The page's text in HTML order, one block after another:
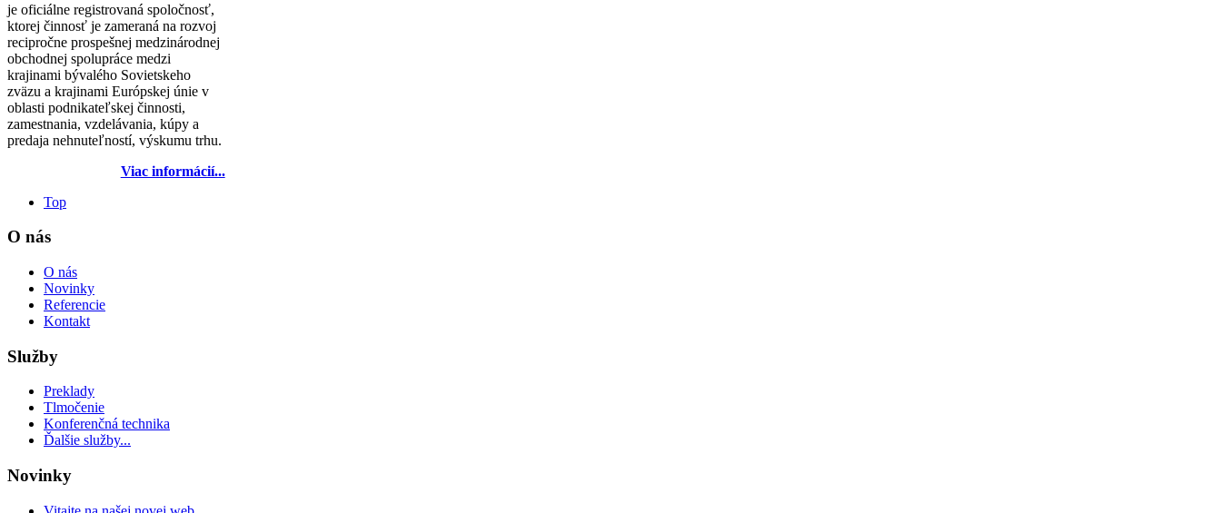
je oficiálne registrovaná spoločnosť,
ktorej činnosť je zameraná na rozvoj
recipročne prospešnej medzinárodnej
obchodnej spolupráce medzi
krajinami bývalého Sovietskeho
zväzu a krajinami Európskej únie v
oblasti podnikateľskej činnosti,
zamestnania, vzdelávania, kúpy a
predaja nehnuteľností, výskumu trhu.
Viac informácií...
Top
O nás
O nás
Novinky
Referencie
Kontakt
Služby
Preklady
Tlmočenie
Konferenčná technika
Ďalšie služby...
Novinky